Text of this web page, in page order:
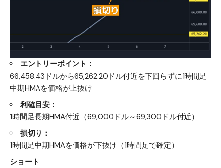
エントリーポイント：
66,458.43ドルから65,262.20ドル付近を下回らずに1時間足
中期HMAを価格が上抜け
利確目安：
1時間足長期HMA付近（69,000ドル～69,300ドル付近）
損切り：
1時間足中期HMAを価格が下抜け（1時間足で確定）
ショート